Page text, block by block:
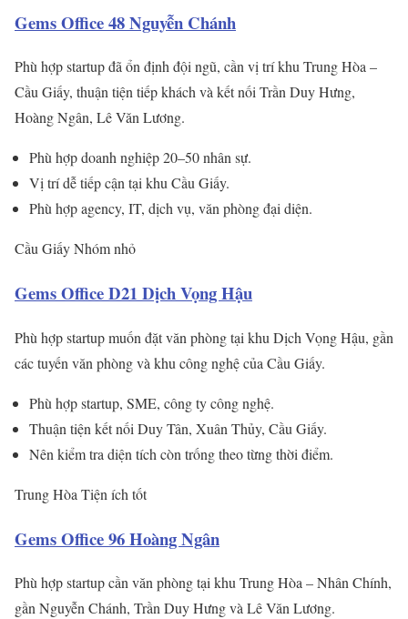
Gems Office 48 Nguyễn Chánh
Phù hợp startup đã ổn định đội ngũ, cần vị trí khu Trung Hòa –
Cầu Giấy, thuận tiện tiếp khách và kết nối Trần Duy Hưng,
Hoàng Ngân, Lê Văn Lương.
Phù hợp doanh nghiệp 20–50 nhân sự.
Vị trí dễ tiếp cận tại khu Cầu Giấy.
Phù hợp agency, IT, dịch vụ, văn phòng đại diện.
Cầu GiấyNhóm nhỏ
Gems Office D21 Dịch Vọng Hậu
Phù hợp startup muốn đặt văn phòng tại khu Dịch Vọng Hậu, gần
các tuyến văn phòng và khu công nghệ của Cầu Giấy.
Phù hợp startup, SME, công ty công nghệ.
Thuận tiện kết nối Duy Tân, Xuân Thủy, Cầu Giấy.
Nên kiểm tra diện tích còn trống theo từng thời điểm.
Trung Hòa Tiện ích tốt
Gems Office 96 Hoàng Ngân
Phù hợp startup cần văn phòng tại khu Trung Hòa – Nhân Chính,
gần Nguyễn Chánh, Trần Duy Hưng và Lê Văn Lương.